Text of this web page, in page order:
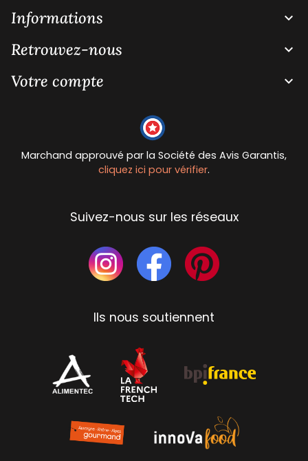
Informations 
Retrouvez-nous 
Votre compte 
Marchand approuvé par la Société des Avis Garantis,
cliquez ici pour vérifier.
Suivez-nous sur les réseaux
Ils nous soutiennent